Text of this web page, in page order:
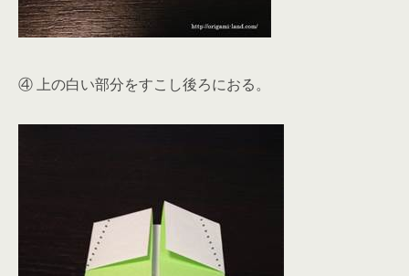
④ 上の白い部分をすこし後ろにおる。